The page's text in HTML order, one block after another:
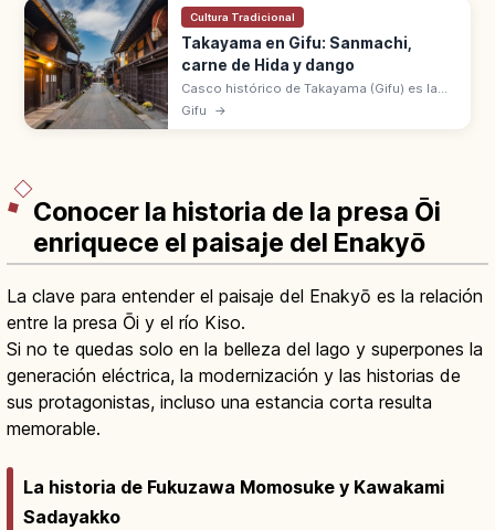
Cultura Tradicional
Takayama en Gifu: Sanmachi,
carne de Hida y dango
Casco histórico de Takayama (Gifu) es la
'pequeña Kioto de Hida' con machiya del
Gifu →
Conocer la historia de la presa Ōi
enriquece el paisaje del Enakyō
La clave para entender el paisaje del Enakyō es la relación
entre la presa Ōi y el río Kiso.
Si no te quedas solo en la belleza del lago y superpones la
generación eléctrica, la modernización y las historias de
sus protagonistas, incluso una estancia corta resulta
memorable.
La historia de Fukuzawa Momosuke y Kawakami
Sadayakko